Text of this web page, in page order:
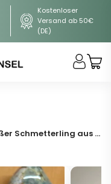
Kostenloser
Versand ab 50€
(DE)
Mittelgroßer Schmetterling aus Fluorit auf maßgefertigten Goldständer (A-Qualität)